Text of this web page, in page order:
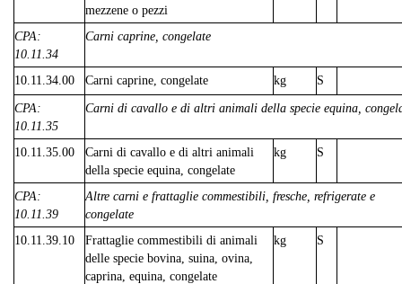
mezzene o pezzi
CPA:
10.11.34
Carni caprine, congelate
10.11.34.00 Carni caprine, congelate kg
S
CPA:
10.11.35
Carni di cavallo e di altri animali della specie equina,
10.11.35.00
Carni di cavallo e di altri animali
della specie equina, congelate
kg S
CPA:
10.11.39
Altre carni e frattaglie commestibili, fresche, refrigerate e
congelate
10.11.39.10
Frattaglie commestibili di animali
delle specie bovina, suina, ovina,
caprina, equina, congelate
kg S